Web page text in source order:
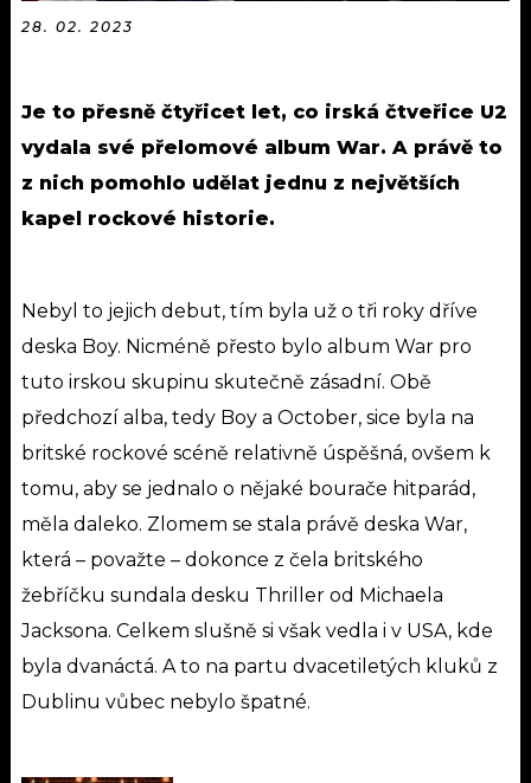
28. 02. 2023
Je to přesně čtyřicet let, co irská čtveřice U2
vydala své přelomové album War. A právě to
z nich pomohlo udělat jednu z největších
kapel rockové historie.
Nebyl to jejich debut, tím byla už o tři roky dříve
deska Boy. Nicméně přesto bylo album War pro
tuto irskou skupinu skutečně zásadní. Obě
předchozí alba, tedy Boy a October, sice byla na
britské rockové scéně relativně úspěšná, ovšem k
tomu, aby se jednalo o nějaké bourače hitparád,
měla daleko. Zlomem se stala právě deska War,
která – považte – dokonce z čela britského
žebříčku sundala desku Thriller od Michaela
Jacksona. Celkem slušně si však vedla i v USA, kde
byla dvanáctá. A to na partu dvacetiletých kluků z
Dublinu vůbec nebylo špatné.